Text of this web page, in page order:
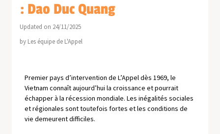
: Dao Duc Quang
Updated on 24/11/2025
by Les équipe de L'Appel
Premier pays d’intervention de L’Appel dès 1969, le
Vietnam connaît aujourd’hui la croissance et pourrait
échapper à la récession mondiale. Les inégalités sociales
et régionales sont toutefois fortes et les conditions de
vie demeurent difficiles.